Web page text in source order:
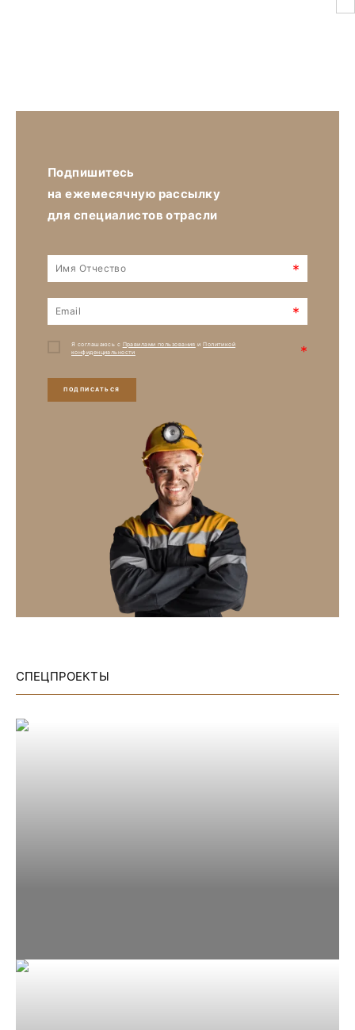
Подпишитесь
на ежемесячную рассылку
для специалистов отрасли
*
*
Я соглашаюсь с Правилами пользования иПолитикой
конфиденциальности
*
ПОДПИСАТЬСЯ
СПЕЦПРОЕКТЫ